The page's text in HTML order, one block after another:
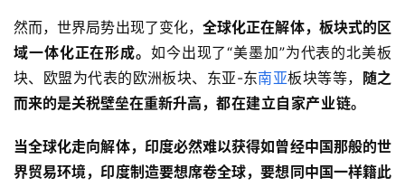
然而，世界局势出现了变化，全球化正在解体，板块式的区
域一体化正在形成。 如今出现了“美墨加”为代表的北美板
块、欧盟为代表的欧洲板块、东亚-东南亚板块等等，
随之
而来的是关税壁垒在重新升高， 都在建立自家产业链。
当全球化走向解体，印度必然难以获得如曾经中国那般的世
界贸易环境，印度制造要想席卷全球，要想同中国一样籍此